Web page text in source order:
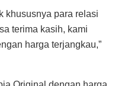
khususnya para relasi
terima kasih, kami
harga terjangkau,”